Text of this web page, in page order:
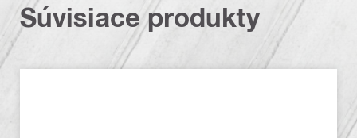
Súvisiace produkty